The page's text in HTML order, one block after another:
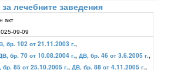
лечебните заведения
акт
09-09
бр. 102 от 21.11.2003 г.,
бр. 70 от 10.08.2004 г., ДВ, бр. 46 от 3.6.2005 г.,
бр. 85 от 25.10.2005 г., ДВ, бр. 88 от 4.11.2005 г.,